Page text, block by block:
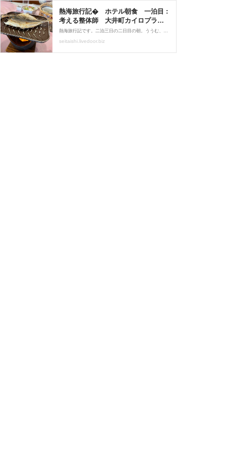
熱海旅行記� ホテル朝食 一泊目 :
考える整体師 大井町カイロプラク
ティック
熱海旅行記です。二泊三日の二日目の朝。ううむ、気持ちの良い朝でしたね。さて、起きたら何するかと言えば・・・。まずは朝食ですよ。そして、出かける前に温泉。初日の夕食が素晴らしかったので、朝食も期待してしまうな。 早速、二階のレストランへ。おお〜、豪華。たまに
seitaishi.livedoor.biz